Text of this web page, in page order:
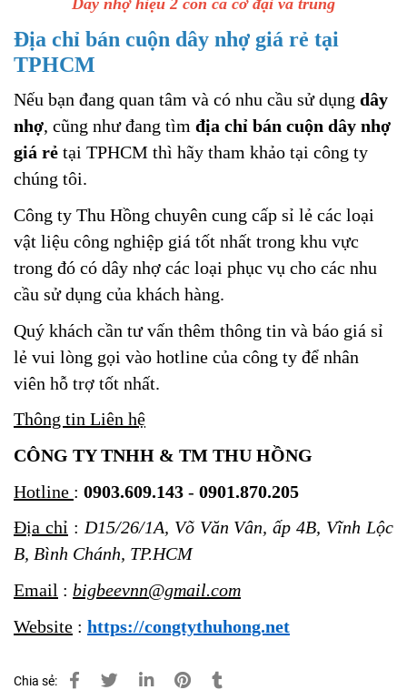
Dây nhợ hiệu 2 con cá cỡ đại và trung
Địa chỉ bán cuộn dây nhợ giá rẻ tại
TPHCM
Nếu bạn đang quan tâm và có nhu cầu sử dụng dây
nhợ, cũng như đang tìm địa chỉ bán cuộn dây nhợ
giá rẻ tại TPHCM thì hãy tham khảo tại công ty
chúng tôi.
Công ty Thu Hồng chuyên cung cấp sỉ lẻ các loại
vật liệu công nghiệp giá tốt nhất trong khu vực
trong đó có dây nhợ các loại phục vụ cho các nhu
cầu sử dụng của khách hàng.
Quý khách cần tư vấn thêm thông tin và báo giá sỉ
lẻ vui lòng gọi vào hotline của công ty để nhân
viên hỗ trợ tốt nhất.
Thông tin Liên hệ
CÔNG TY TNHH & TM THU HỒNG
Hotline : 0903.609.143 - 0901.870.205
Địa chỉ : D15/26/1A, Võ Văn Vân, ấp 4B, Vĩnh Lộc
B, Bình Chánh, TP.HCM
Email : bigbeevnn@gmail.com
Website : https://congtythuhong.net
Chia sẻ: